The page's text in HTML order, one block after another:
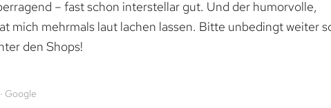
– fast schon interstellar gut. Und der humorvolle,
mich mehrmals laut lachen lassen. Bitte unbedingt weiter
den Shops!
Google